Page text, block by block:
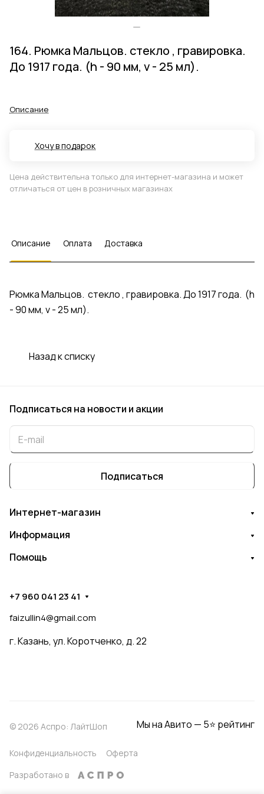
164. Рюмка Мальцов. стекло , гравировка.
До 1917 года. (h - 90 мм, v - 25 мл).
Описание
Хочу в подарок
Цена действительна только для интернет-магазина и может
отличаться от цен в розничных магазинах
Описание Оплата Доставка
Рюмка Мальцов. стекло , гравировка. До 1917 года. (h
- 90 мм, v - 25 мл).
Назад к списку
Подписаться на новости и акции
Подписаться
Интернет-магазин
Информация
Помощь
+7 960 041 23 41
faizullin4@gmail.com
г. Казань, ул. Коротченко, д. 22
© 2026 Аспро: ЛайтШоп Мы на Авито — 5⭐ рейтинг
Конфиденциальность
Оферта
Разработано в